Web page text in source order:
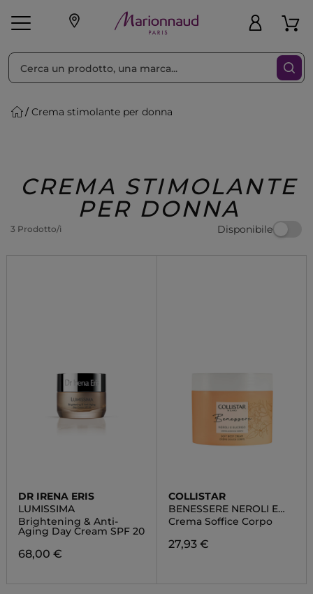
Make-up Profumi
Regalo
Crema stimolante per donna
CREMA STIMOLANTE
PER DONNA
3 Prodotto/i Disponibile
Ordina per Filtra
DR IRENA ERIS
LUMISSIMA
Brightening & Anti-
Aging Day Cream SPF 20
68,00 €
COLLISTAR
BENESSERE NEROLI E
ELICRISO
Crema Soffice Corpo
27,93 €